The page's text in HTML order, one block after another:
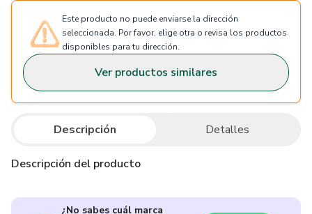
Este producto no puede enviarse la dirección
seleccionada. Por favor, elige otra o revisa los productos
disponibles para tu dirección.
Ver productos similares
Descripción Detalles
Descripción del producto
¿No sabes cuál marca